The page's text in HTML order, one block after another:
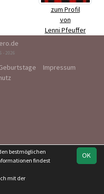
zum Profil
von
Lenni Pfeuffer
- 2026
Impressum
OK
bestmöglichen
findest
mit der